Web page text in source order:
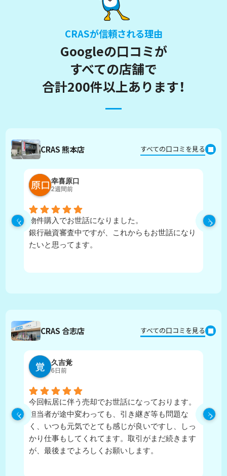
CRASが信頼される理由
Googleの口コミが
すべての店舗で
合計200件以上あります！
CRAS 熊本店 すべての口コミを見る
幸喜原口
2週間前
物件購入でお世話になりました。
銀行融資審査中ですが、これからもお世話になり
たいと思ってます。
CRAS 合志店 すべての口コミを見る
久吉覚
6日前
今回転居に伴う売却でお世話になっております。
担当者が途中変わっても、引き継ぎ等も問題な
く、いつも元気でとても感じが良いですし、しっ
かり仕事もしてくれてます。取引がまだ続きます
が、最後までよろしくお願いします。